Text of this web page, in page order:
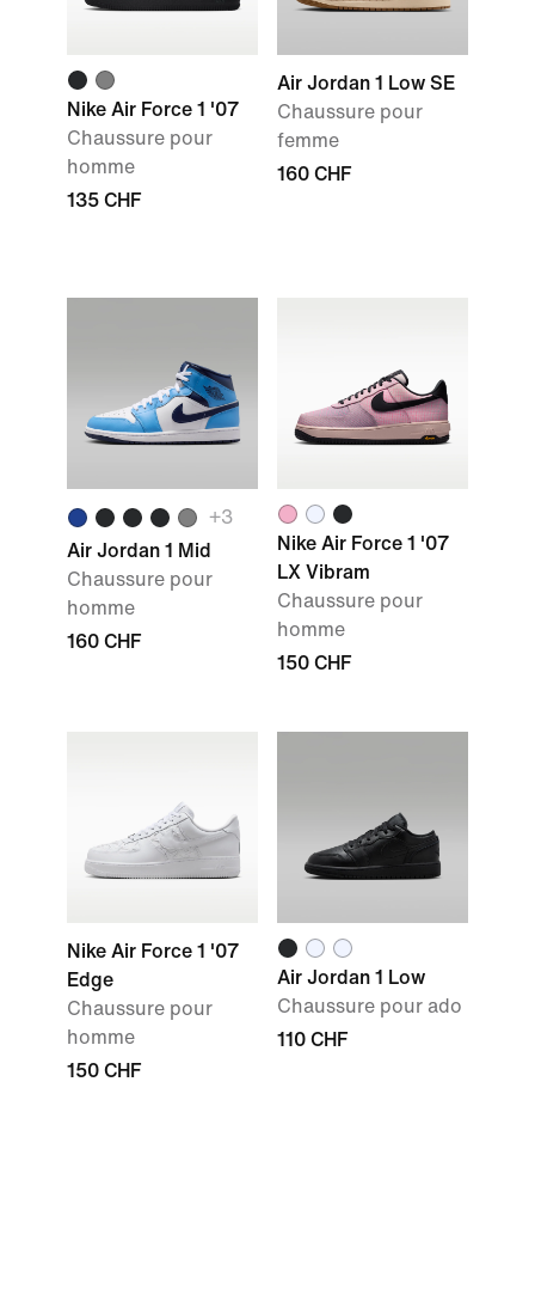
Nike Air Force 1 '07
Chaussure pour
homme
135 CHF
Air Jordan 1 Low SE
Chaussure pour
femme
160 CHF
+3
Air Jordan 1 Mid
Chaussure pour
homme
160 CHF
Nike Air Force 1 '07
LX Vibram
Chaussure pour
homme
150 CHF
Nike Air Force 1 '07
Edge
Chaussure pour
homme
150 CHF
Air Jordan 1 Low
Chaussure pour ado
110 CHF